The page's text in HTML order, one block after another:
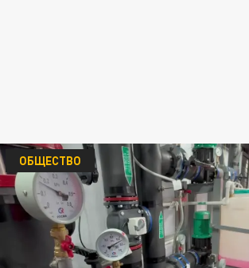
ОБЩЕСТВО